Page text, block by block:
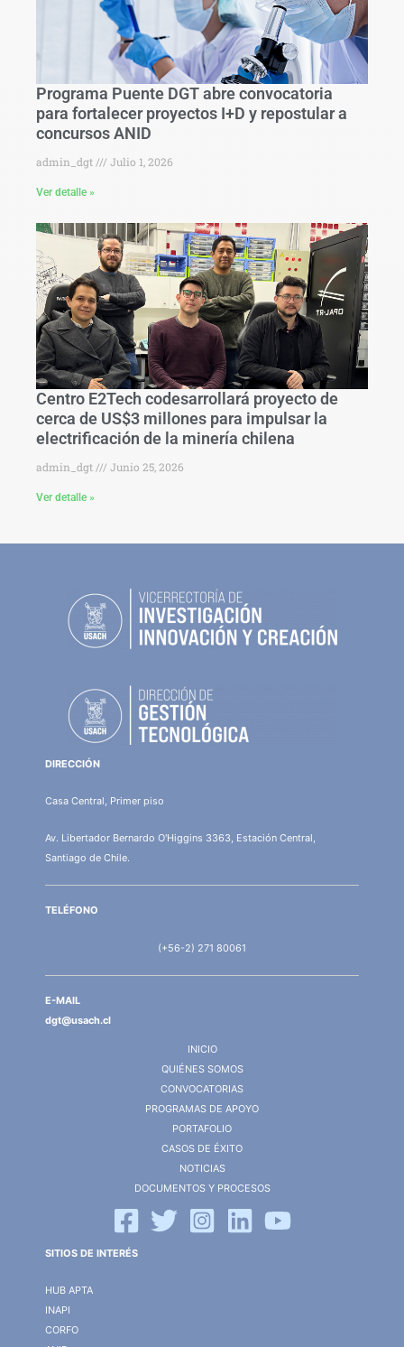
Programa Puente DGT abre convocatoria
para fortalecer proyectos I+D y repostular a
concursos ANID
admin_dgt Julio 1, 2026
Ver detalle »
Centro E2Tech codesarrollará proyecto de
cerca de US$3 millones para impulsar la
electrificación de la minería chilena
admin_dgt Junio 25, 2026
Ver detalle »
DIRECCIÓN
Casa Central, Primer piso
Av. Libertador Bernardo O'Higgins 3363, Estación Central,
Santiago de Chile.
TELÉFONO
(+56-2) 271 80061
E-MAIL
dgt@usach.cl
INICIO
QUIÉNES SOMOS
CONVOCATORIAS
PROGRAMAS DE APOYO
PORTAFOLIO
CASOS DE ÉXITO
NOTICIAS
DOCUMENTOS Y PROCESOS
SITIOS DE INTERÉS
HUB APTA
INAPI
CORFO